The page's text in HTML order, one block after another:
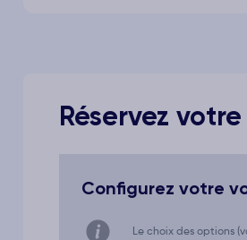
Réservez
Configurez votre
Le choix des options